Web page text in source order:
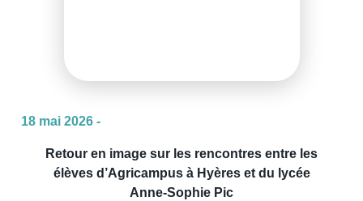
18 mai 2026 -
Retour en image sur les rencontres entre les
élèves d’Agricampus à Hyères et du lycée
Anne-Sophie Pic